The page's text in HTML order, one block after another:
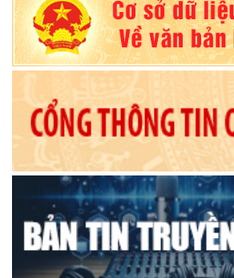
Nghị quyết Về chất vấn tại Kỳ họp thứ Hai,
Đắk Lắk khóa XI, nhiệm kỳ 2026 - 2031
Nghị quyết Xác nhận kết quả bầu Ủy viên Ủy
Đắk Lắk khoá XI, nhiệm kỳ 2026 - 2031
Tiểu phẩm audio spot Tiếng Ê đê - TP25
Tiểu phẩm audio spot Tiếng Ê đê - TP24
Tiểu phẩm audio spot Tiếng Ê đê - TP23